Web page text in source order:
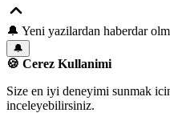
🔔 Yeni yazilardan haberdar
🔔
🍪 Cerez Kullanimi
Size en iyi deneyimi sunmak
inceleyebilirsiniz.